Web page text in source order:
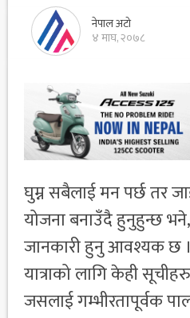
नेपाल अटो
४ माघ, २०७८
घुम्न सबैलाई मन पर्छ तर
योजना बनाउँदै हुनुहुन्छ
जानकारी हुनु आवश्यक छ
यात्राको लागि केही
जसलाई गम्भीरतापूर्वक